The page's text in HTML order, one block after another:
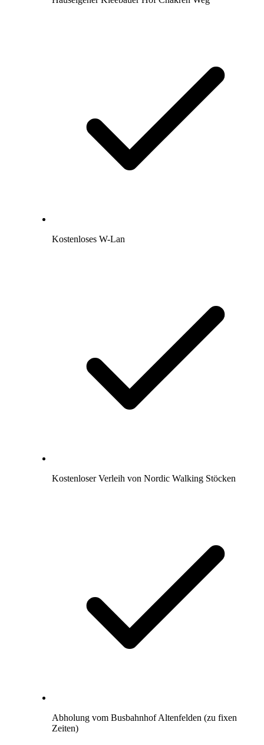
Kostenloses W-Lan
Kostenloser Verleih von Nordic Walking Stöcken
Abholung vom Busbahnhof Altenfelden (zu fixen
Zeiten)